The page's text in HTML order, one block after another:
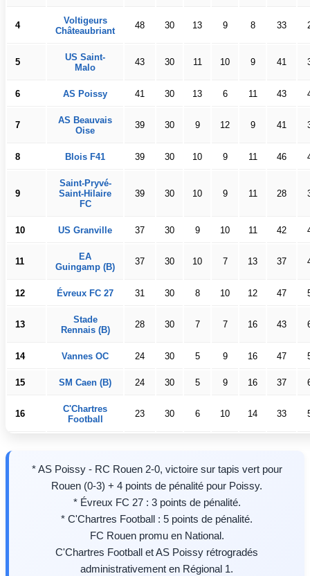
4
Voltigeurs
Châteaubriant
48 30 13 9 8 33
5
US Saint-
Malo
43 30 11 10 9 41
6 AS Poissy 41 30 13 6 11 43
7
AS Beauvais
Oise
39 30 9 12 9 41
8 Blois F41 39 30 10 9 11 46
9
Saint-Pryvé-
Saint-Hilaire
FC
39 30 10 9 11 28
10 US Granville 37 30 9 10 11 42
11
EA
Guingamp (B)
37 30 10 7 13 37
12 Évreux FC 27 31 30 8 10 12 47
13
Stade
Rennais (B)
28 30 7 7 16 43
14 Vannes OC 24 30 5 9 16 47
15 SM Caen (B) 24 30 5 9 16 37
16
C'Chartres
Football
23 30 6 10 14 33
* AS Poissy - RC Rouen 2-0, victoire sur tapis vert pour
Rouen (0-3) + 4 points de pénalité pour Poissy.
* Évreux FC 27 : 3 points de pénalité.
* C'Chartres Football : 5 points de pénalité.
FC Rouen promu en National.
C'Chartres Football et AS Poissy rétrogradés
administrativement en Régional 1.